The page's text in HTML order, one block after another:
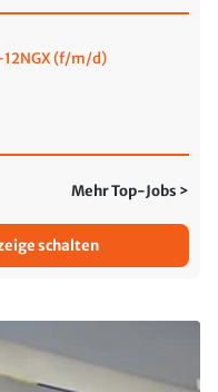
12NGX (f/m/d)
Mehr Top-Jobs >
schalten